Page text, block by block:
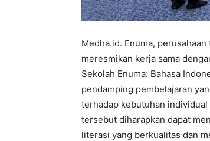
Medha.id. Enuma,
meresmikan kerja sama
Sekolah Enuma: Bahasa
pendamping pembelajaran
terhadap kebutuhan individual
tersebut diharapkan dapat
literasi yang berkualitas dan